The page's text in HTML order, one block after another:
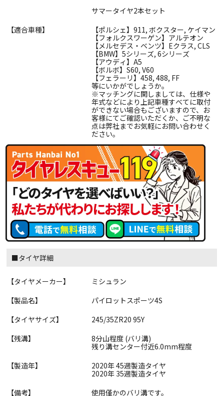
サマータイヤ2本セット
【適合車種】
【ポルシェ】911, ボクスター, ケイマン
【フォルクスワーゲン】アルテオン
【メルセデス・ベンツ】Eクラス, CLS
【BMW】5シリーズ, 6シリーズ
【アウディ】A5
【ボルボ】S60, V60
【フェラーリ】458, 488, FF
等にいかがでしょうか。
※マッチングに関しましては、仕様や
年式などにより上記車種すべてに取付
ができない場合もございますので、お
客様にてご確認いただくか、ご不明な
点は弊社までお気軽にお問い合わせく
ださい。
■タイヤ詳細
【タイヤメーカー】
ミシュラン
【製品名】
パイロットスポーツ4S
【タイヤサイズ】
245/35ZR20 95Y
【残溝】
8分山程度 (バリ溝)
残り溝センター付近6.0mm程度
【製造年】
2020年 45週製造タイヤ
2020年 35週製造タイヤ
【備考】
使用僅かのバリ溝です。